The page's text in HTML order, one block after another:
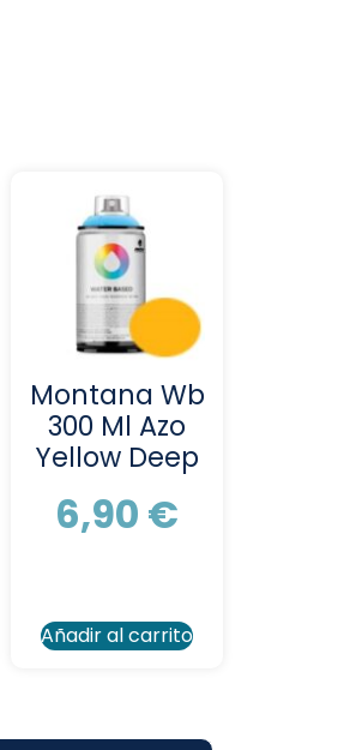
Montana Wb
300 Ml Azo
Yellow Deep
6,90 €
Añadir al carrito